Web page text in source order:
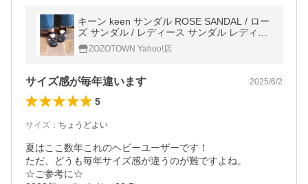
キーン keen サンダル ROSE SANDAL / ロー
ズ サンダル / レディース サンダル レディー
スZOZOTOWN Yahoo!店
サイズ感が毎年違います 2025/6/2
5
サイズ ： ちょうどよい
夏はここ数年これのヘビーユーザーです！
ただ、どうも毎年サイズ感が違うのが難ですよね。
☆ご参考に☆